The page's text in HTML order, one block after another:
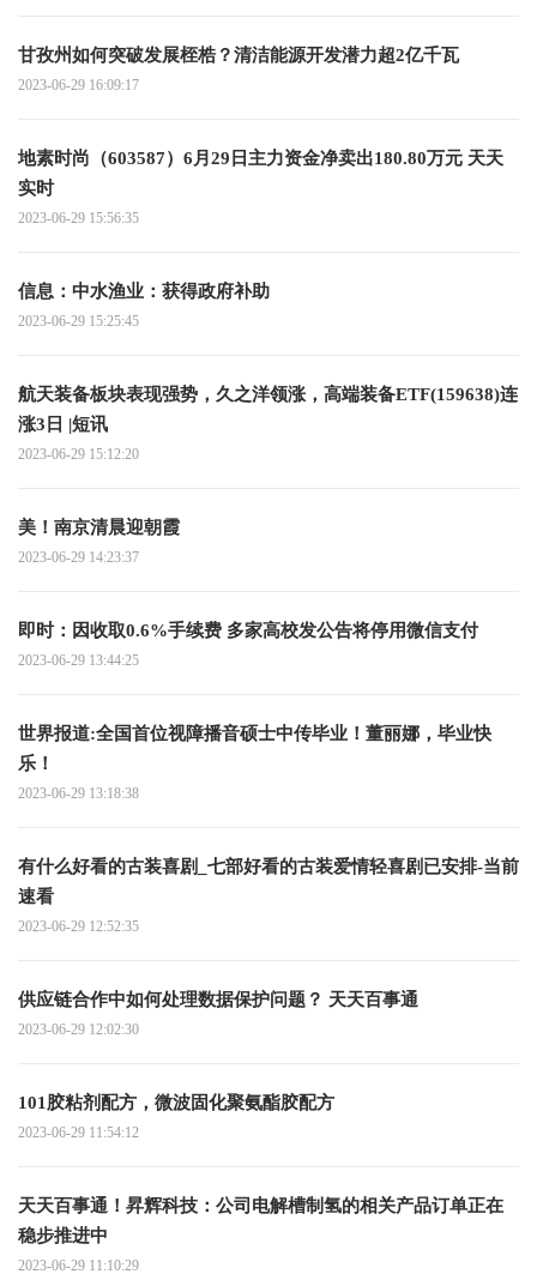
甘孜州如何突破发展桎梏？清洁能源开发潜力超2亿千瓦
2023-06-29 16:09:17
地素时尚（603587）6月29日主力资金净卖出180.80万元 天天
实时
2023-06-29 15:56:35
信息：中水渔业：获得政府补助
2023-06-29 15:25:45
航天装备板块表现强势，久之洋领涨，高端装备ETF(159638)连
涨3日 |短讯
2023-06-29 15:12:20
美！南京清晨迎朝霞
2023-06-29 14:23:37
即时：因收取0.6%手续费 多家高校发公告将停用微信支付
2023-06-29 13:44:25
世界报道:全国首位视障播音硕士中传毕业！董丽娜，毕业快
乐！
2023-06-29 13:18:38
有什么好看的古装喜剧_七部好看的古装爱情轻喜剧已安排-当前
速看
2023-06-29 12:52:35
供应链合作中如何处理数据保护问题？ 天天百事通
2023-06-29 12:02:30
101胶粘剂配方，微波固化聚氨酯胶配方
2023-06-29 11:54:12
天天百事通！昇辉科技：公司电解槽制氢的相关产品订单正在
稳步推进中
2023-06-29 11:10:29